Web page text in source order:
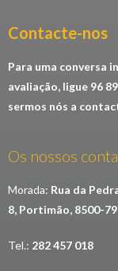
Contacte-nos​
Para uma conversa
avaliação, ligue 96
sermos nós a
Os nossos
Morada: Rua da
8, Portimão, 8500-
Tel.: 282 457 018